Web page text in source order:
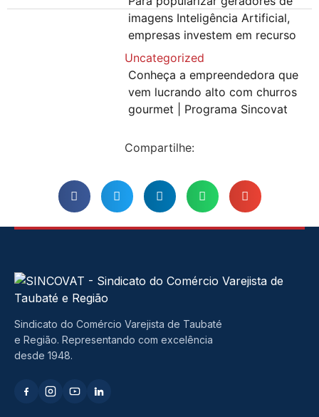
imagens Inteligência Artificial,
empresas investem em recurso
Uncategorized
Conheça a empreendedora que
vem lucrando alto com churros
gourmet | Programa Sincovat
Compartilhe:
Sindicato do Comércio Varejista de Taubaté
e Região. Representando com excelência
desde 1948.